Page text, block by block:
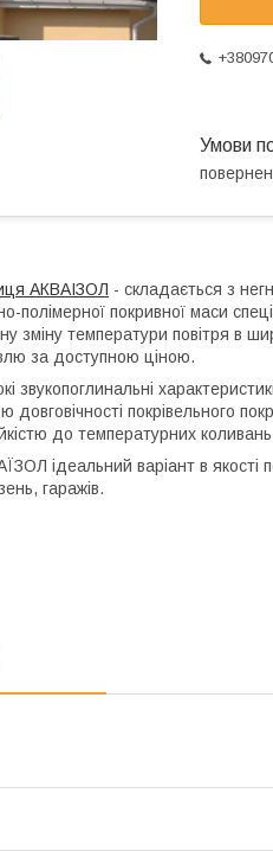
АКВАІЗОЛ - складається з
полімерної покривної маси
зміну температури повітря в
за доступною ціною.
звукопоглинальні
довговічності покрівельного
до температурних
ідеальний варіант в
гаражів.